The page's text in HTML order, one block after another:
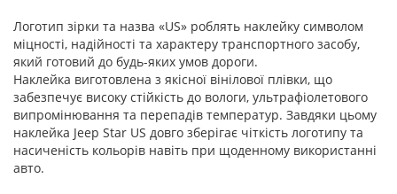
Логотип зірки та назва «US» роблять наклейку символом
міцності, надійності та характеру транспортного засобу,
який готовий до будь-яких умов дороги.
Наклейка виготовлена з якісної вінілової плівки, що
забезпечує високу стійкість до вологи, ультрафіолетового
випромінювання та перепадів температур. Завдяки цьому
наклейка Jeep Star US довго зберігає чіткість логотипу та
насиченість кольорів навіть при щоденному використанні
авто.